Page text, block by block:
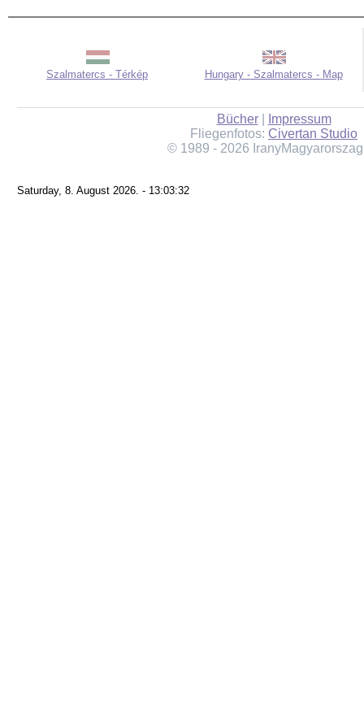
Szalmatercs - Térkép Hungary - Szalmatercs - Map
Bücher|
Impressum
Fliegenfotos: Civertan Studio
© 1989 - 2026
Saturday, 8. August 2026. - 13:03:32